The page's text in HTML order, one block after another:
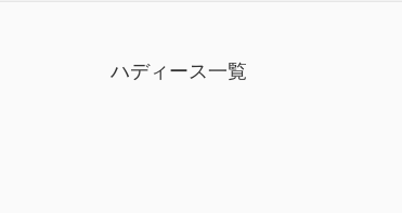
ハディース一覧